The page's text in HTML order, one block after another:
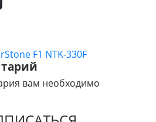
F1 NTK-330F
вам необходимо